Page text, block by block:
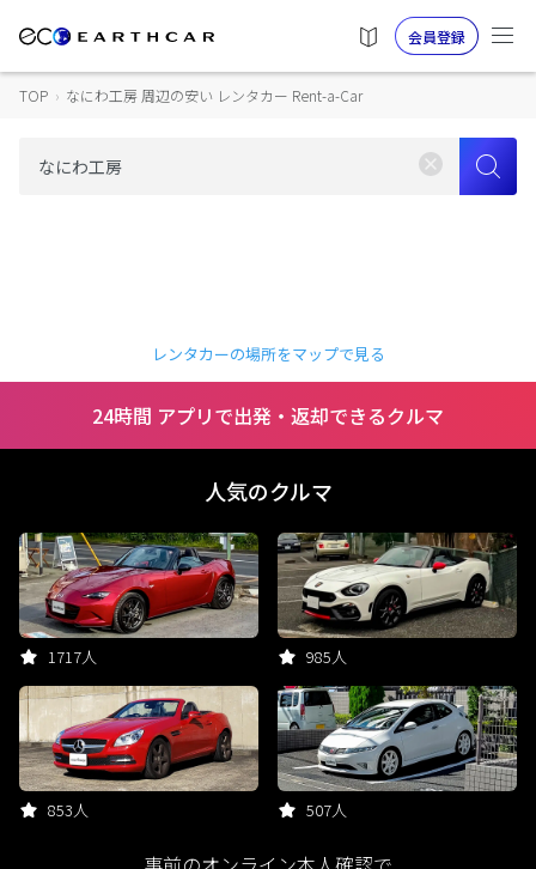
会員登録
TOP › なにわ工房 周辺の安い レンタカー Rent-a-Car
レンタカーの場所をマップで見る
24時間 アプリで出発・返却できるクルマ
人気のクルマ
1717人 985人
853人 507人